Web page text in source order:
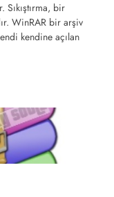
Sıkıştırma, bir
WinRAR bir arşiv
kendine açılan